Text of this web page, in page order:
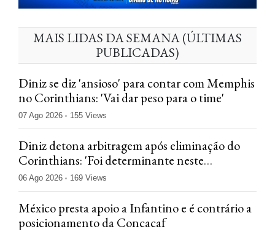
MAIS LIDAS DA SEMANA (ÚLTIMAS
PUBLICADAS)
Diniz se diz 'ansioso' para contar com Memphis
no Corinthians: 'Vai dar peso para o time'
07 Ago 2026 155 Views
Diniz detona arbitragem após eliminação do
Corinthians: 'Foi determinante neste
confronto'
06 Ago 2026 169 Views
México presta apoio a Infantino e é contrário a
posicionamento da Concacaf